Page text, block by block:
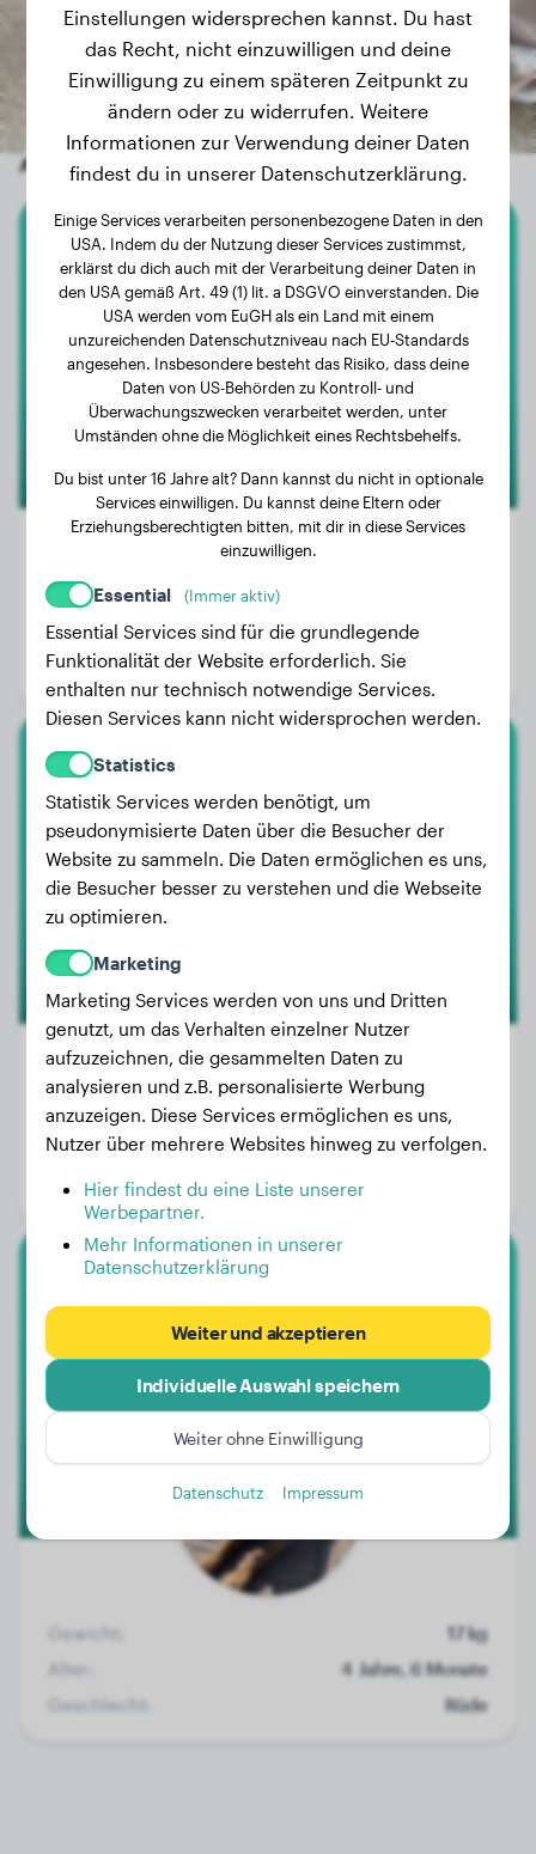
Andere zufällige Hunde
Beauceron
Valdès
Gewicht:
Alter:
Geschlecht:
Sailor
Gewicht:
52 kg
Alter:
5 Jahre, 1 Monat
Geschlecht:
Moat
Gewicht:
17 kg
Alter:
4 Jahre, 6 Monate
Geschlecht:
Rüde
Einstellungen widersprechen kannst. Du hast
das Recht, nicht einzuwilligen und deine
Einwilligung zu einem späteren Zeitpunkt zu
ändern oder zu widerrufen. Weitere
Informationen zur Verwendung deiner Daten
findest du in unserer Datenschutzerklärung.
Einige Services verarbeiten personenbezogene Daten in den
USA. Indem du der Nutzung dieser Services zustimmst,
erklärst du dich auch mit der Verarbeitung deiner Daten in
den USA gemäß Art. 49 (1) lit. a DSGVO einverstanden. Die
USA werden vom EuGH als ein Land mit einem
unzureichenden Datenschutzniveau nach EU-Standards
angesehen. Insbesondere besteht das Risiko, dass deine
Daten von US-Behörden zu Kontroll- und
Überwachungszwecken verarbeitet werden, unter
Umständen ohne die Möglichkeit eines Rechtsbehelfs.
Du bist unter 16 Jahre alt? Dann kannst du nicht in optionale
Services einwilligen. Du kannst deine Eltern oder
Erziehungsberechtigten bitten, mit dir in diese Services
einzuwilligen.
Essential (Immer aktiv)
Essential Services sind für die grundlegende
Funktionalität der Website erforderlich. Sie
enthalten nur technisch notwendige Services.
Diesen Services kann nicht widersprochen werden.
Statistics
Statistik Services werden benötigt, um
pseudonymisierte Daten über die Besucher der
Website zu sammeln. Die Daten ermöglichen es uns,
die Besucher besser zu verstehen und die Webseite
zu optimieren.
Marketing
Marketing Services werden von uns und Dritten
genutzt, um das Verhalten einzelner Nutzer
aufzuzeichnen, die gesammelten Daten zu
analysieren und z.B. personalisierte Werbung
anzuzeigen. Diese Services ermöglichen es uns,
Nutzer über mehrere Websites hinweg zu verfolgen.
Hier findest du eine Liste unserer
Werbepartner.
Mehr Informationen in unserer
Datenschutzerklärung
Weiter und akzeptieren
Individuelle Auswahl speichern
Weiter ohne Einwilligung
Datenschutz Impressum